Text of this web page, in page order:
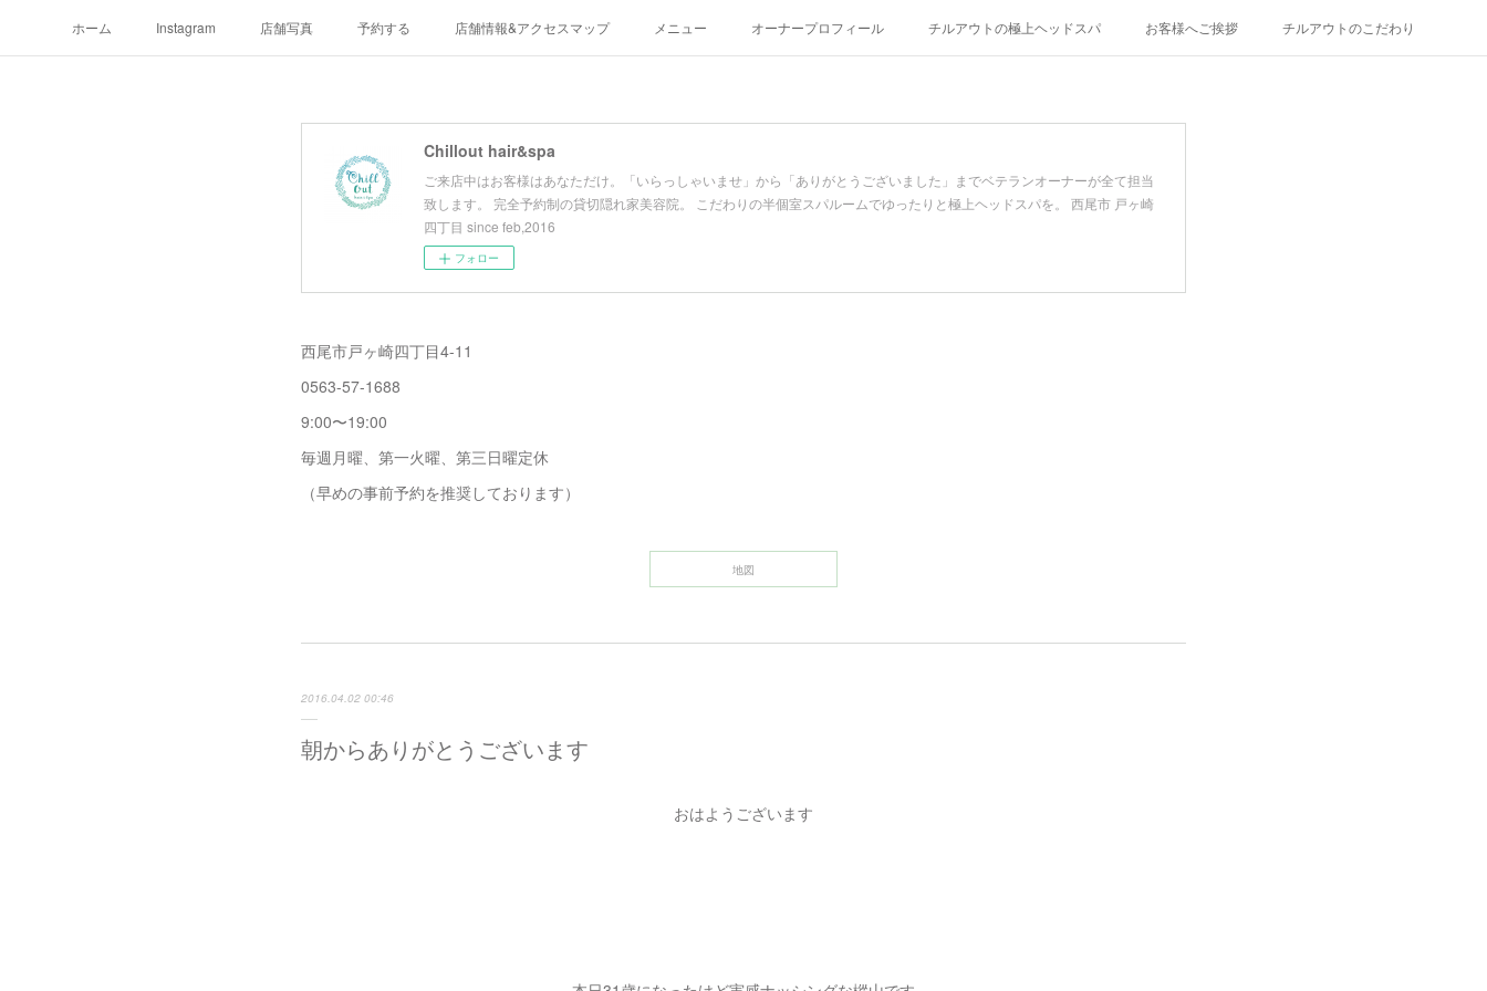
ホーム Instagram 店舗写真 予約する 店舗情報&アクセスマップ メニュー オーナープロフィール チルアウトの極上ヘッドスパ お客様へご挨拶 チルアウトのこだわり
Chillout hair&spa
ご来店中はお客様はあなただけ。「いらっしゃいませ」から「ありがとうございました」までベテランオーナーが全て担当
致します。 完全予約制の貸切隠れ家美容院。 こだわりの半個室スパルームでゆったりと極上ヘッドスパを。 西尾市 戸ヶ崎
四丁目 since feb,2016
フォロー
西尾市戸ヶ崎四丁目4-11
0563-57-1688
9:00〜19:00
毎週月曜、第一火曜、第三日曜定休
（早めの事前予約を推奨しております）
地図
2016.04.02 00:46
朝からありがとうございます
おはようございます